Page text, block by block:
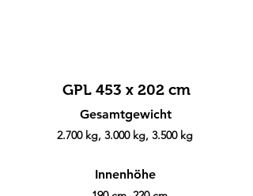
GPL 453 x 202 cm
Gesamtgewicht
2.700 kg, 3.000 kg, 3.500 kg
Innenhöhe